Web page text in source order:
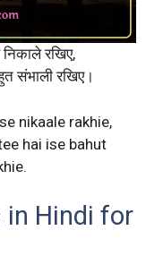
रखिए,
संभाली रखिए।
nikaale rakhie,
hai ise bahut
in Hindi for